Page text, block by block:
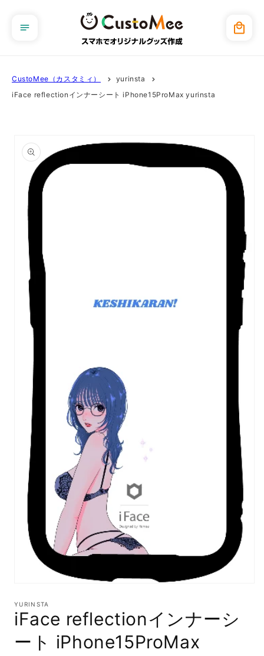
進む
ー
CustoMee（カスタミィ）
yurinsta
iFace reflectionインナーシート iPhone15ProMax yurinsta
報にス
キップ
ダ
ル
メ
YURINSTA
iFace reflectionインナーシ
ート iPhone15ProMax